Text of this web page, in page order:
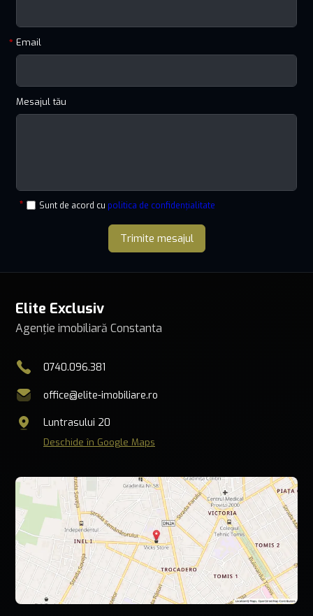
Email
Mesajul tău
Sunt de acord cu politica de confidențialitate
Trimite mesajul
Elite Exclusiv
Agenție imobiliară Constanta
0740.096.381
office@elite-imobiliare.ro
Luntrasului 20
Deschide în Google Maps